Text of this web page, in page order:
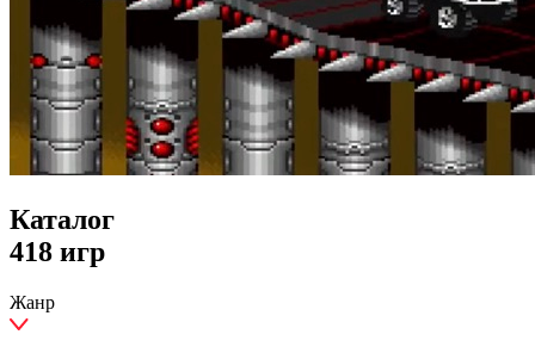
Каталог
418 игр
Жанр